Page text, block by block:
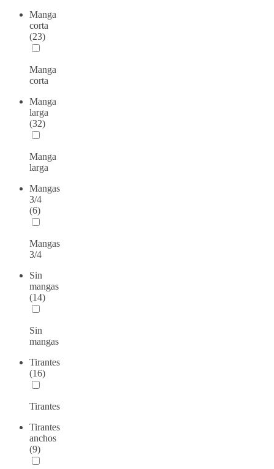
Manga
corta
(23)
Manga
corta
Manga
larga
(32)
Manga
larga
Mangas
3/4
(6)
Mangas
3/4
Sin
mangas
(14)
Sin
mangas
Tirantes
(16)
Tirantes
Tirantes
anchos
(9)